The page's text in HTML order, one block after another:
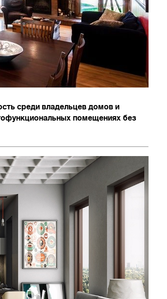
среди владельцев домов и
помещениях без